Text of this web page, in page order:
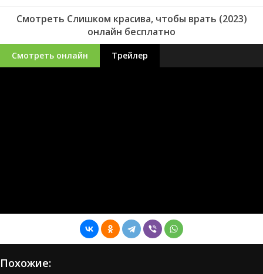
Смотреть Слишком красива, чтобы врать (2023)
онлайн бесплатно
Смотреть онлайн Трейлер
Похожие: